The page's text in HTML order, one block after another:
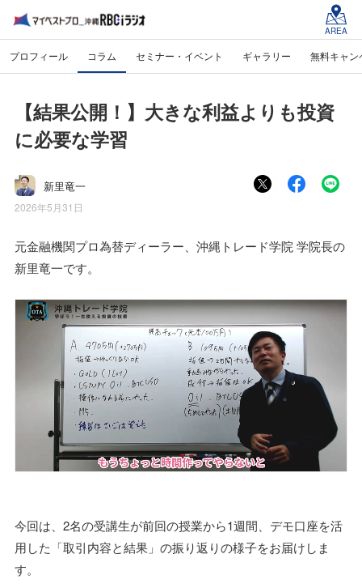
AREA
プロフィール コラム セミナー・イベント ギャラリー 無料キャン
【結果公開！】大きな利益よりも投資
に必要な学習
新里竜一
2026年5月31日
元金融機関プロ為替ディーラー、沖縄トレード学院 学院長の
新里竜一です。
今回は、2名の受講生が前回の授業から1週間、デモ口座を活
用した「取引内容と結果」の振り返りの様子をお届けしま
す。